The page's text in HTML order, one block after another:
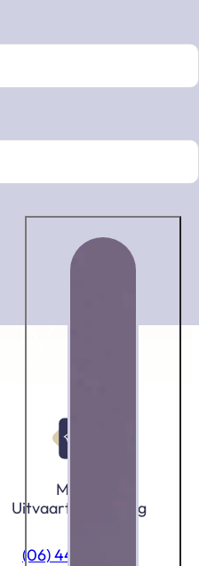
MULTI
Uitvaartverzorging
(06) 4420 6020